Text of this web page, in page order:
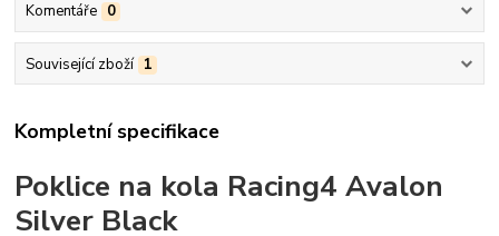
Komentáře 0
Související zboží 1
Kompletní specifikace
Poklice na kola Racing4 Avalon
Silver Black